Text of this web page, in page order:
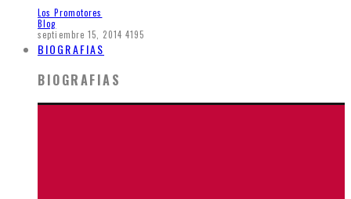
Los Promotores
Blog
septiembre 15, 2014 4195
BIOGRAFIAS
BIOGRAFIAS